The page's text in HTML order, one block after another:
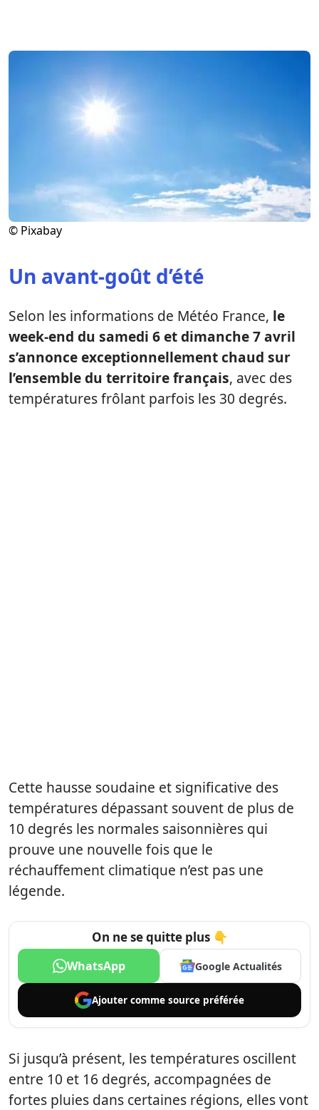
© Pixabay
Un avant-goût d’été
Selon les informations de Météo France, le
week-end du samedi 6 et dimanche 7 avril
s’annonce exceptionnellement chaud sur
l’ensemble du territoire français, avec des
températures frôlant parfois les 30 degrés.
Cette hausse soudaine et significative des
températures dépassant souvent de plus de
10 degrés les normales saisonnières qui
prouve une nouvelle fois que le
réchauffement climatique n’est pas une
légende.
On ne se quitte plus 👇
WhatsApp Google Actualités
Ajouter comme source préférée
Si jusqu’à présent, les températures oscillent
entre 10 et 16 degrés, accompagnées de
fortes pluies dans certaines régions, elles vont